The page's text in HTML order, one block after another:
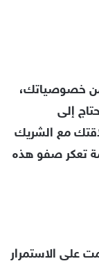
خصوصياتك،
إلى
مع الشريك
تعكر صفو هذه
على الاستمرار